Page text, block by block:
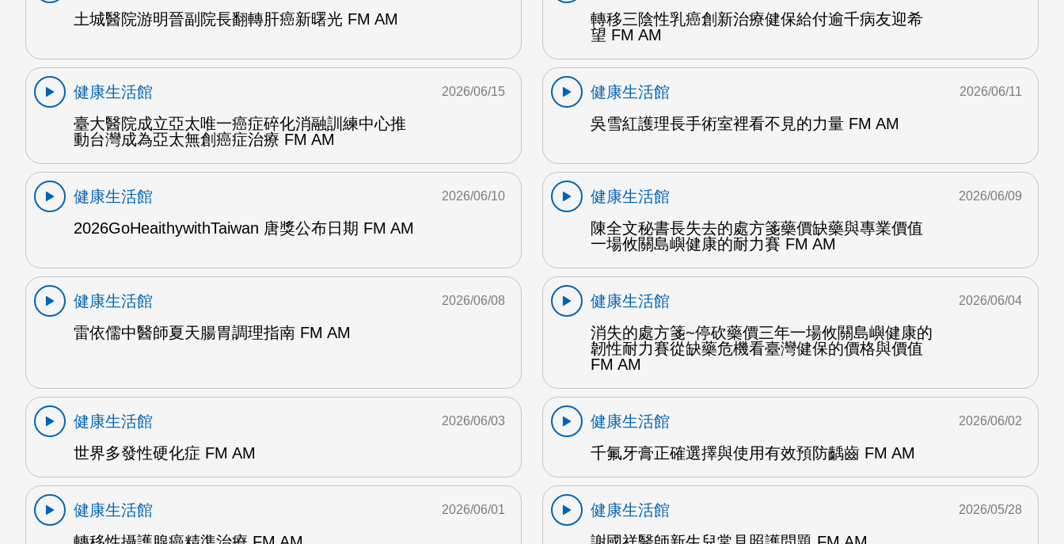
土城醫院游明晉副院長翻轉肝癌新曙光 FM AM
轉移三陰性乳癌創新治療健保給付逾千病友迎希
望 FM AM
健康生活館
臺大醫院成立亞太唯一癌症碎化消融訓練中心推
動台灣成為亞太無創癌症治療 FM AM
2026/06/15
健康生活館
吳雪紅護理長手術室裡看不見的力量 FM AM
2026/06/11
健康生活館
2026GoHeaithywithTaiwan 唐獎公布日期 FM AM
2026/06/10
健康生活館
陳全文秘書長失去的處方箋藥價缺藥與專業價值
一場攸關島嶼健康的耐力賽 FM AM
2026/06/09
健康生活館
雷依儒中醫師夏天腸胃調理指南 FM AM
2026/06/08
健康生活館
消失的處方箋~停砍藥價三年一場攸關島嶼健康的
韌性耐力賽從缺藥危機看臺灣健保的價格與價值
FM AM
2026/06/04
健康生活館
世界多發性硬化症 FM AM
2026/06/03
健康生活館
千氟牙膏正確選擇與使用有效預防齲齒 FM AM
2026/06/02
健康生活館
2026/06/01
健康生活館
2026/05/28